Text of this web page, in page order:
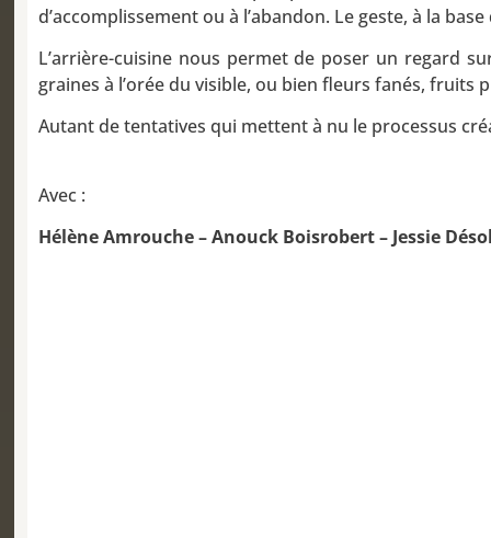
d’accomplissement ou à l’abandon. Le geste, à la
L’arrière-cuisine nous permet de poser un regard
graines à l’orée du visible, ou bien fleurs fanés,
Autant de tentatives qui mettent à nu le processus
Avec :
Hélène Amrouche – Anouck Boisrobert – Jessie